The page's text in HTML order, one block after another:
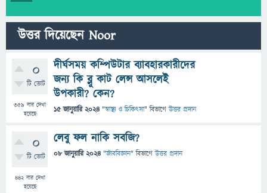
উত্তর দিয়েছেন Noor
0
টি ভোট
359 বার দেখা
হয়েছে
দীর্ঘসময় কম্পিউটার ব্যাবহারকারীদের
জন্য কি ব্লু কাট লেন্স আসলেই
উপকারী? কেন?
15 জানুয়ারি 2024 "স্বাস্থ্য ও চিকিৎসা" বিভাগে উত্তর প্রদান
0
টি ভোট
442বার দেখা
হয়েছে
লেবু ফল নাকি সবজি?
08 জানুয়ারি 2024 "জীববিজ্ঞান" বিভাগে উত্তর প্রদান